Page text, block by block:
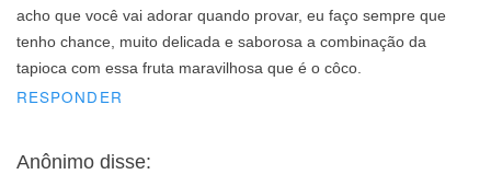
acho que você vai adorar quando provar, eu faço sempre que
tenho chance, muito delicada e saborosa a combinação da
tapioca com essa fruta maravilhosa que é o côco.
RESPONDER
Anônimo disse: